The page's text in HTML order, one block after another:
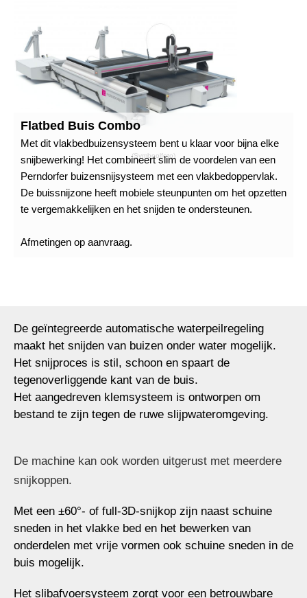
(Symboolfoto)
Flatbed Buis Combo
Met dit vlakbedbuizensysteem bent u klaar voor bijna elke
snijbewerking! Het combineert slim de voordelen van een
Perndorfer buizensnijsysteem met een vlakbedoppervlak.
De buissnijzone heeft mobiele steunpunten om het opzetten
te vergemakkelijken en het snijden te ondersteunen.
Afmetingen op aanvraag.
De geïntegreerde automatische waterpeilregeling
maakt het snijden van buizen onder water mogelijk.
Het snijproces is stil, schoon en spaart de
tegenoverliggende kant van de buis.
Het aangedreven klemsysteem is ontworpen om
bestand te zijn tegen de ruwe slijpwateromgeving.
De machine kan ook worden uitgerust met meerdere
snijkoppen.
Met een ±60°- of full-3D-snijkop zijn naast schuine
sneden in het vlakke bed en het bewerken van
onderdelen met vrije vormen ook schuine sneden in de
buis mogelijk.
Het slibafvoersysteem zorgt voor een betrouwbare